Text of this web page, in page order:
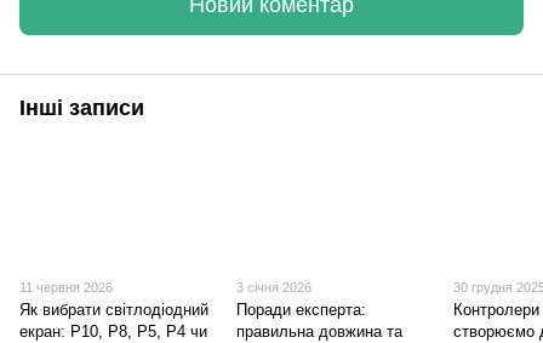
Новий коментар
Інші записи
11 червня 2026
Як вибрати світлодіодний
екран: P10, P8, P5, P4 чи
3 січня 2026
Поради експерта:
правильна довжина та
30 грудня
створюємо